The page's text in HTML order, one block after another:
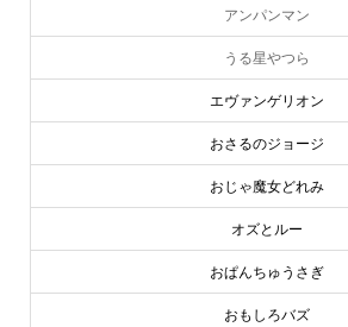
アンパンマン
うる星やつら
エヴァンゲリオン
おさるのジョージ
おじゃ魔女どれみ
オズとルー
おぱんちゅうさぎ
おもしろバズ